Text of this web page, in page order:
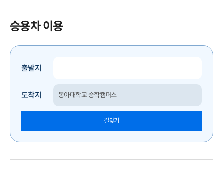
승용차 이용
출발지
도착지
길찾기